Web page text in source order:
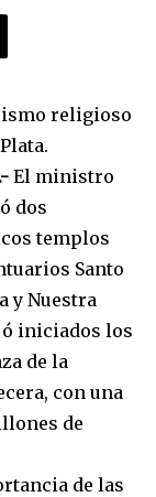
religioso
El ministro
dos
templos
Santo
y Nuestra
iniciados los
de la
con una
de
de las